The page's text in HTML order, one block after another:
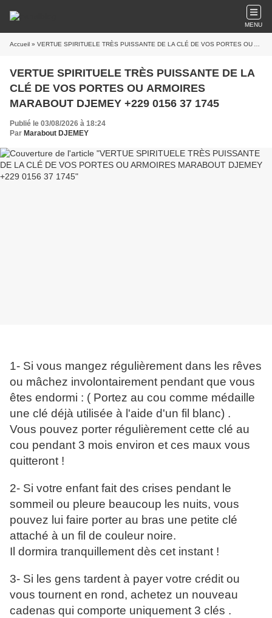
MENU
Accueil » VERTUE SPIRITUELE TRÈS PUISSANTE DE LA CLÉ DE VOS PORTES OU ARMOIRES MARABOUT DJEMEY +229 0156 37 1745
VERTUE SPIRITUELE TRÈS PUISSANTE DE LA
CLÉ DE VOS PORTES OU ARMOIRES
MARABOUT DJEMEY +229 0156 37 1745
Publié le 03/08/2026 à 18:24
Par Marabout DJEMEY
1- Si vous mangez régulièrement dans les rêves
ou mâchez involontairement pendant que vous
êtes endormi : ( Portez au cou comme médaille
une clé déjà utilisée à l'aide d'un fil blanc) .
Vous pouvez porter régulièrement cette clé au
cou pendant 3 mois environ et ces maux vous
quitteront !
2- Si votre enfant fait des crises pendant le
sommeil ou pleure beaucoup les nuits, vous
pouvez lui faire porter au bras une petite clé
attaché à un fil de couleur noire.
Il dormira tranquillement dès cet instant !
3- Si les gens tardent à payer votre crédit ou
vous tournent en rond, achetez un nouveau
cadenas qui comporte uniquement 3 clés .